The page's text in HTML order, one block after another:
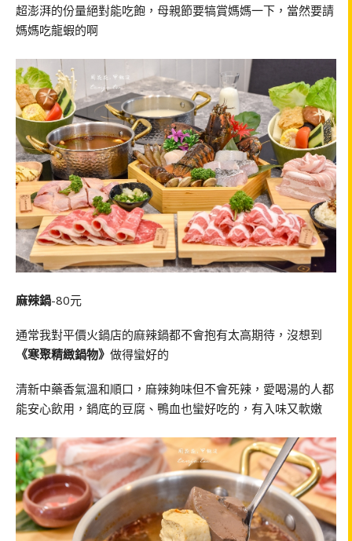
超澎湃的份量絕對能吃飽，母親節要犒賞媽媽一下，當然要請
媽媽吃龍蝦的啊
麻辣鍋-80元
通常我對平價火鍋店的麻辣鍋都不會抱有太高期待，沒想到
《寒聚精緻鍋物》 做得蠻好的
清新中藥香氣溫和順口，麻辣夠味但不會死辣，愛喝湯的人都
能安心飲用，鍋底的豆腐、鴨血也蠻好吃的，有入味又軟嫩